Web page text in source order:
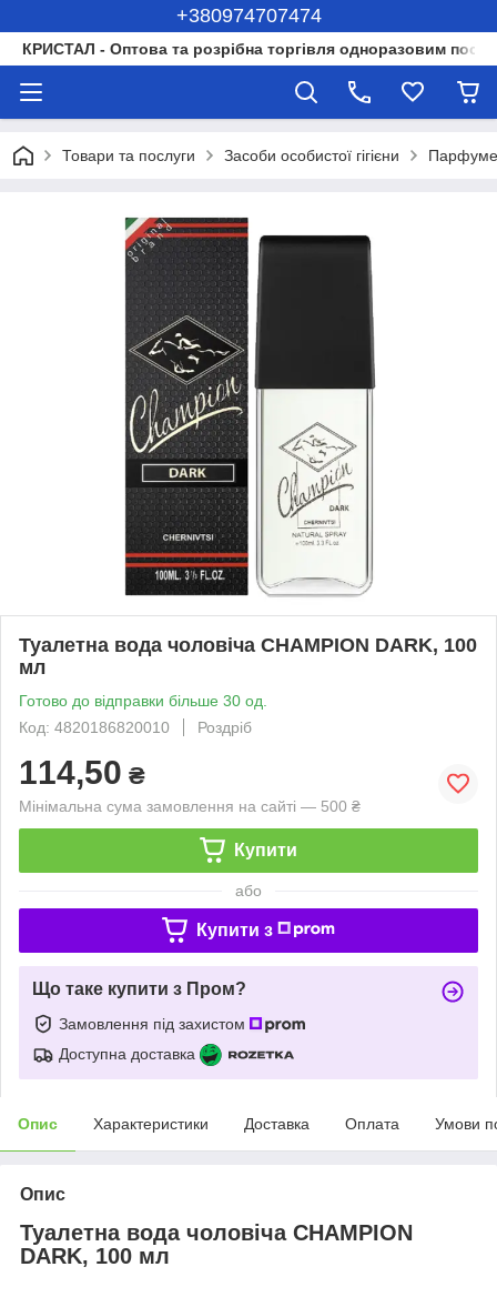
+380974707474
КРИСТАЛ - Оптова та розрібна торгівля одноразовим
Товари та послуги Засоби особистої гігієни
Туалетна вода чоловіча CHAMPION DARK, 100
мл
Готово до відправки більше 30 од.
Код: 4820186820010
Роздріб
114,50 ₴
Мінімальна сума замовлення на сайті — 500 ₴
Купити
або
Купити з
Що таке купити з Пром?
Замовлення під захистом
Доступна доставка
Опис Характеристики Доставка Оплата Умови
Опис
Туалетна вода чоловіча CHAMPION
DARK, 100 мл